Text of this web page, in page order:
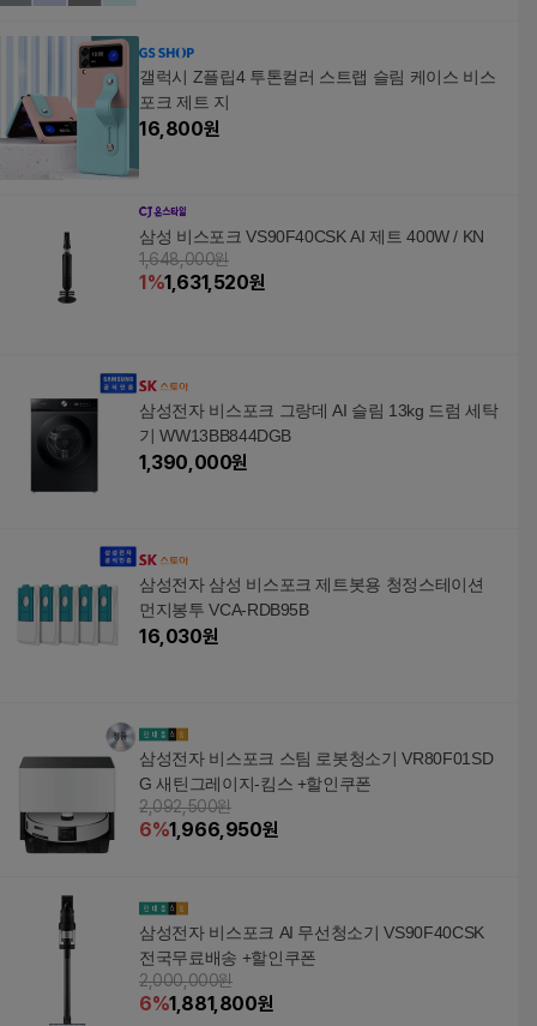
갤럭시 Z플립4 투톤컬러 스트랩 슬림 케이스 비스
포크 제트 지
16,800원
삼성 비스포크 VS90F40CSK AI 제트 400W / KN
1,648,000원
1%1,631,520원
삼성전자 비스포크 그랑데 AI 슬림 13kg 드럼 세탁
기 WW13BB844DGB
1,390,000원
삼성전자 삼성 비스포크 제트봇용 청정스테이션
먼지봉투 VCA-RDB95B
16,030원
삼성전자 비스포크 스팀 로봇청소기 VR80F01SD
G 새틴그레이지-킴스 +할인쿠폰
2,092,500원
6%1,966,950원
삼성전자 비스포크 AI 무선청소기 VS90F40CSK
전국무료배송 +할인쿠폰
2,000,000원
6%1,881,800원